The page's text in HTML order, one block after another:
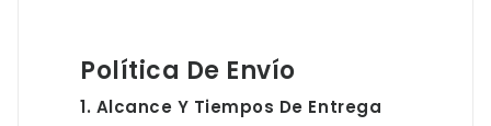
Política De Envío
1. Alcance Y Tiempos De Entrega